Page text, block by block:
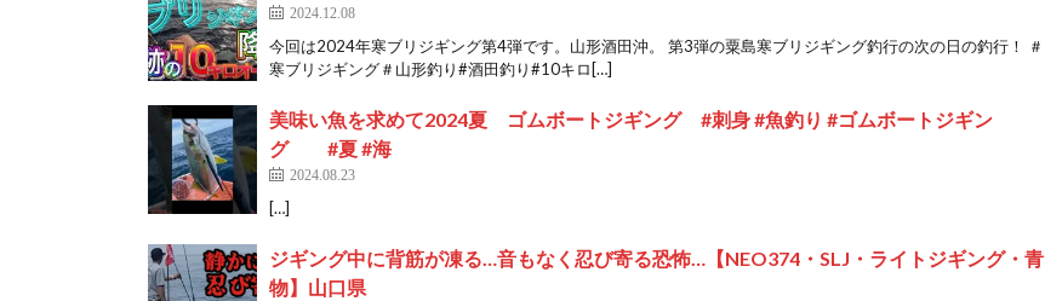
2024.12.08
今回は2024年寒ブリジギング第4弾です。山形酒田沖。 第3弾の粟島寒ブリジギング釣行の次の日の釣行！ ＃
寒ブリジギング＃山形釣り#酒田釣り#10キロ[…]
美味い魚を求めて2024夏 ゴムボートジギング #刺身 #魚釣り #ゴムボートジギン
グ #夏 #海
2024.08.23
[…]
ジギング中に背筋が凍る…音もなく忍び寄る恐怖…【NEO374・SLJ・ライトジギング・青
物】山口県